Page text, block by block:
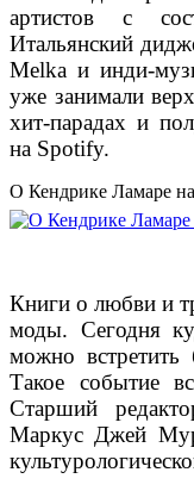
артистов с
Итальянский
Melka и инди-
уже занимали
хит-парадах и
на Spotify.
О Кендрике Ламаре
Книги о любви и
моды. Сегодня
можно встретить
Такое событие
Старший
Маркус Джей